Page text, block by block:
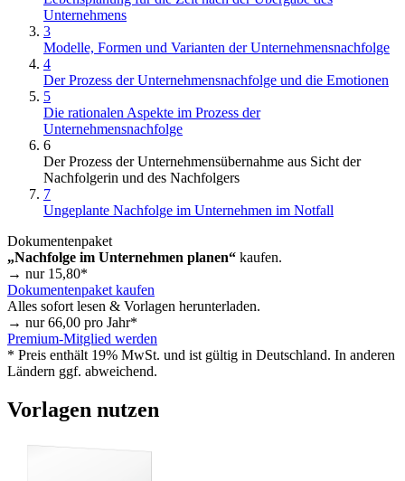
Unternehmens
3
Modelle, Formen und Varianten der Unternehmensnachfolge
4
Der Prozess der Unternehmensnachfolge und die Emotionen
5
Die rationalen Aspekte im Prozess der
Unternehmensnachfolge
6
Der Prozess der Unternehmensübernahme aus Sicht der
Nachfolgerin und des Nachfolgers
7
Ungeplante Nachfolge im Unternehmen im Notfall
Dokumentenpaket
„Nachfolge im Unternehmen planen“ kaufen.
→ nur 15,80*
Dokumentenpaket kaufen
Alles sofort lesen & Vorlagen herunterladen.
→ nur66,00 pro Jahr*
Premium-Mitglied werden
* Preis enthält 19% MwSt. und ist gültig in Deutschland. In anderen
Ländern ggf. abweichend.
Vorlagen nutzen